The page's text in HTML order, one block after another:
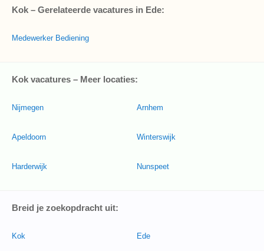
Kok – Gerelateerde vacatures in Ede:
Medewerker Bediening
Kok vacatures – Meer locaties:
Nijmegen
Apeldoorn
Harderwijk
Arnhem
Winterswijk
Nunspeet
Breid je zoekopdracht uit:
Kok Ede